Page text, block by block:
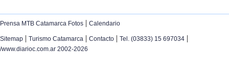
Prensa MTB Catamarca Fotos | Calendario
Sitemap | Turismo Catamarca | Contacto | Tel. (03833) 15 697034 |
/www.diarioc.com.ar 2002-2026